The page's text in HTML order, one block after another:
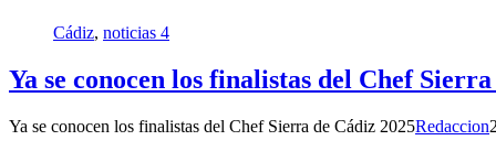
Cádiz, noticias 4
Ya se conocen los finalistas del Chef
Ya se conocen los finalistas del Chef Sierra de Cádiz 2025Redaccion